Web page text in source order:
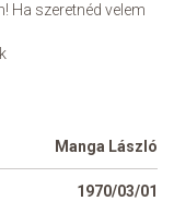
Ha szeretnéd velem
Manga László
1970/03/01